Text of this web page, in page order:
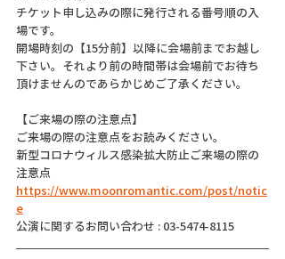
チケット申し込みの際に発行される番号順の入
場です。
開場時刻の【15分前】以降に会場前までお越し
下さい。それより前の時間帯は会場前でお待ち
頂けませんのであらかじめご了承ください。
【ご来場の際の注意点】
ご来場の際の注意点をお読みください。
新型コロナウィルス感染拡大防止ご来場の際の
注意点
https://www.moonromantic.com/post/notic
e
公演に関するお問い合わせ : 03-5474-8115